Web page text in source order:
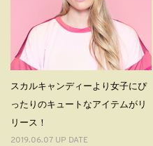
スカルキャンディーより女子にぴ
ったりのキュートなアイテムがリ
リース！
2019.06.07 UP DATE